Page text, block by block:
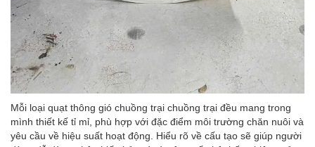
Mỗi loại quạt thông gió chuồng trại chuồng trại đều mang trong
mình thiết kế tỉ mỉ, phù hợp với đặc điểm môi trường chăn nuôi và
yêu cầu về hiệu suất hoạt động. Hiểu rõ về cấu tạo sẽ giúp người